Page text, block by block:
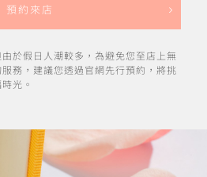
預約來店
於假日人潮較多，為避免您至店上無
務，建議您透過官網先行預約，將挑
光。